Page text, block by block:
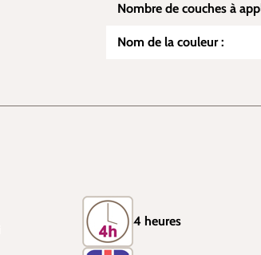
Nombre de couches à
Nom de la couleur :
4 heures